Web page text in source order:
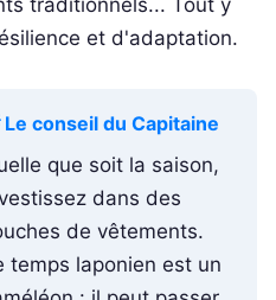
traditionnels... Tout y
et d'adaptation.
Le conseil du Capitaine
que soit la saison,
dans des
de vêtements.
temps laponien est un